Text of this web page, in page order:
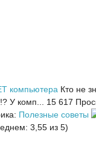
компьютера Кто не
У комп...
15 617
Полезные советы
3,55 из 5)